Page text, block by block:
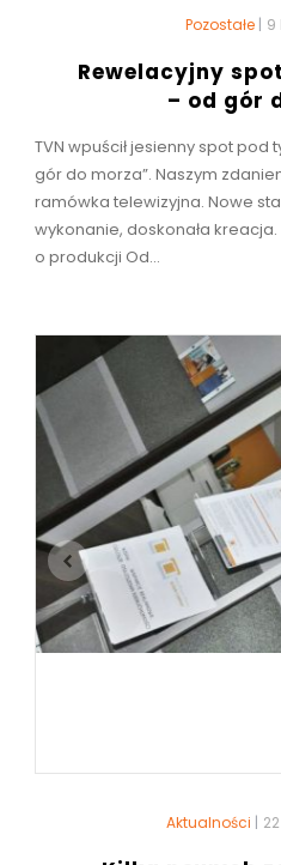
Pozostałe| 9
Rewelacyjny
– od gór
TVN wpuścił jesienny spot pod
gór do morza”. Naszym
ramówka telewizyjna. Nowe
wykonanie, doskonała
o produkcji Od...
Aktualności